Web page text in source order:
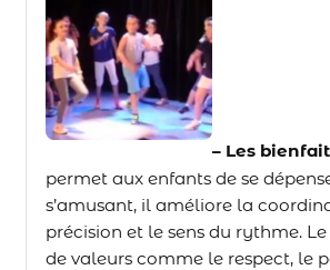
– Les
permet aux enfants de se
s’amusant, il améliore la
précision et le sens du rythme.
de valeurs comme le respect, le